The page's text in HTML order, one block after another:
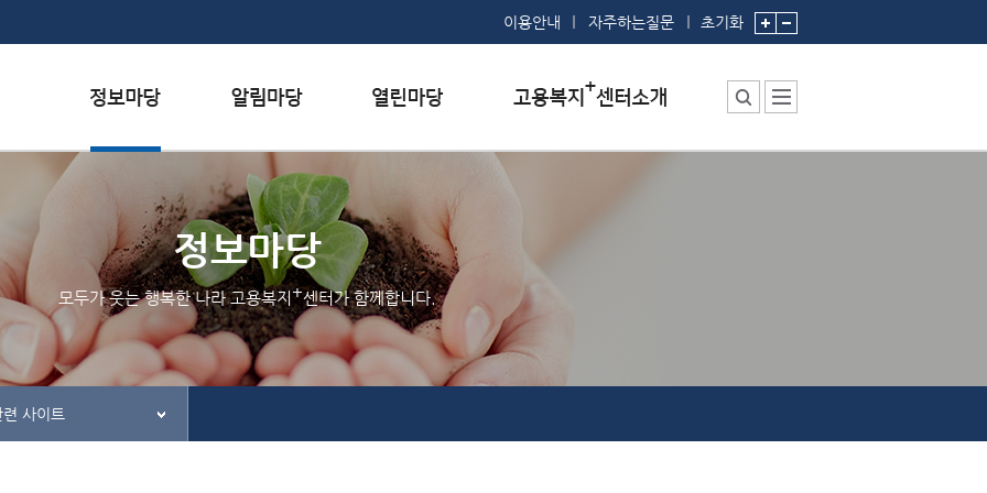
이용안내 자주하는질문 초기화
채용정보
인재정보
관련사이트
행사일정
공지사항
홍보/보도자료실
질문하기
칭찬하기
불친절 신고하기
부서 및 직원소개
시설안내
찾아오시는 길
정보마당
모두가 웃는 행복한 나라 고용복지+센터가 함께합니다.
련 사이트